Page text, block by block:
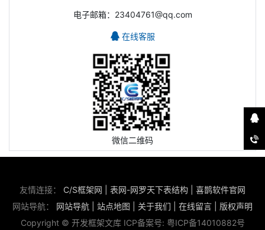
电子邮箱：23404761@qq.com
在线客服
微信二维码
友情连接： C/S框架网 表网-网罗天下表结构
喜鹊软件官网
网站导航： 网站导航 站点地图 关于我们 在线留言
版权声明
Copyright © 开发框架文库 ICP备案号: 粤ICP备14010882号